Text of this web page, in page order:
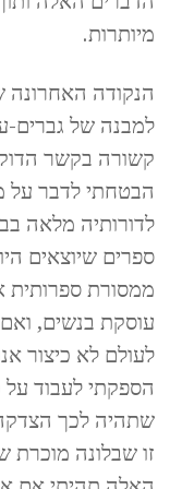
מיותרות.
הנקודה האחרונה
למבנה של
קשורה בקשר
הבטחתי לדבר על
לדורותיה מלאה
ספרים שיוצאים
ממסורת
עוסקת בנשים,
לעולם לא כיצור
הספקתי לעבוד
שתהיה לכך
זו שבלונה מוכרת